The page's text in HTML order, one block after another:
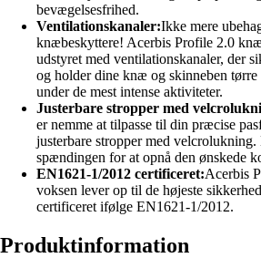
bevægelsesfrihed.
Ventilationskanaler:Ikke mere
knæbeskyttere! Acerbis Profile 2.0
udstyret med ventilationskanaler, der
og holder dine knæ og skinneben
under de mest intense aktiviteter.
Justerbare stropper med
er nemme at tilpasse til din præcise
justerbare stropper med
spændingen for at opnå den ønskede
EN1621-1/2012 certificeret:Acerbis
voksen lever op til de højeste
certificeret ifølge EN1621-1/2012.
Produktinformation